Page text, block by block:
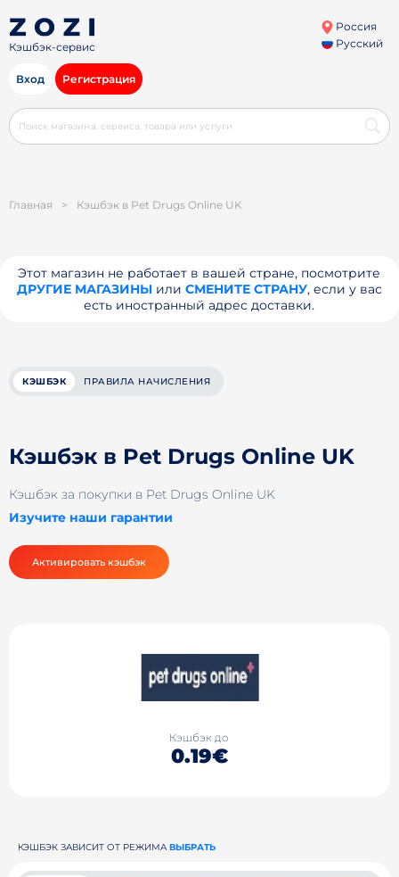
Кэшбэк-сервис
Россия
Русский
Вход Регистрация
Главная > Кэшбэк в Pet Drugs Online UK
Этот магазин не работает в вашей стране, посмотрите
ДРУГИЕ МАГАЗИНЫили СМЕНИТЕ СТРАНУ, если у вас
есть иностранный адрес доставки.
КЭШБЭК ПРАВИЛА НАЧИСЛЕНИЯ
Кэшбэк в Pet Drugs Online UK
Кэшбэк за покупки в Pet Drugs Online UK
Изучите наши гарантии
Активировать кэшбэк
Кэшбэк до
0.19€
КЭШБЭК ЗАВИСИТ ОТ РЕЖИМА ВЫБРАТЬ